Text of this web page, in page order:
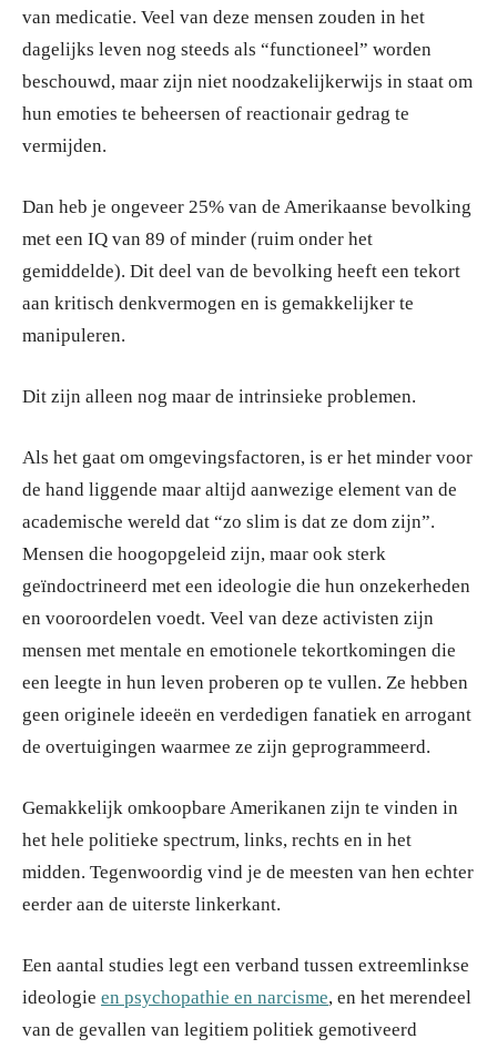
van medicatie. Veel van deze mensen zouden in het
dagelijks leven nog steeds als “functioneel” worden
beschouwd, maar zijn niet noodzakelijkerwijs in staat om
hun emoties te beheersen of reactionair gedrag te
vermijden.
Dan heb je ongeveer 25% van de Amerikaanse bevolking
met een IQ van 89 of minder (ruim onder het
gemiddelde). Dit deel van de bevolking heeft een tekort
aan kritisch denkvermogen en is gemakkelijker te
manipuleren.
Dit zijn alleen nog maar de intrinsieke problemen.
Als het gaat om omgevingsfactoren, is er het minder voor
de hand liggende maar altijd aanwezige element van de
academische wereld dat “zo slim is dat ze dom zijn”.
Mensen die hoogopgeleid zijn, maar ook sterk
geïndoctrineerd met een ideologie die hun onzekerheden
en vooroordelen voedt. Veel van deze activisten zijn
mensen met mentale en emotionele tekortkomingen die
een leegte in hun leven proberen op te vullen. Ze hebben
geen originele ideeën en verdedigen fanatiek en arrogant
de overtuigingen waarmee ze zijn geprogrammeerd.
Gemakkelijk omkoopbare Amerikanen zijn te vinden in
het hele politieke spectrum, links, rechts en in het
midden. Tegenwoordig vind je de meesten van hen echter
eerder aan de uiterste linkerkant.
Een aantal studies legt een verband tussen extreemlinkse
ideologie en psychopathie en narcisme, en het merendeel
van de gevallen van legitiem politiek gemotiveerd